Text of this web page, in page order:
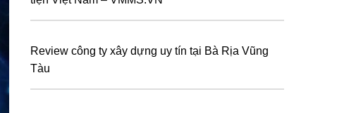
Review công ty xây dựng uy tín tại Bà Rịa Vũng
Tàu